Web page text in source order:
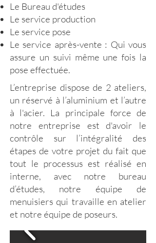
Le Bureau d'études
Le service production
Le service pose
Le service après-vente : Qui vous
assure un suivi même une fois la
pose effectuée.
L’entreprise dispose de 2 ateliers,
un réservé à l’aluminium et l’autre
à l'acier. La principale force de
notre entreprise est d'avoir le
contrôle sur l’intégralité des
étapes de votre projet du fait que
tout le processus est réalisé en
interne, avec notre bureau
d’études, notre équipe de
menuisiers qui travaille en atelier
et notre équipe de poseurs. ​